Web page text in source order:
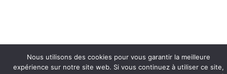
Nous utilisons des cookies pour vous garantir la meilleure
expérience sur notre site web. Si vous continuez à utiliser ce site,